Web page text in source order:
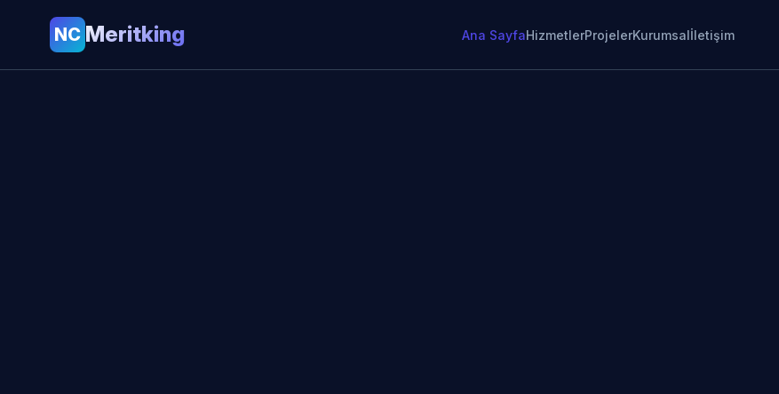
NC Meritking Ana SayfaHizmetlerProjelerKurumsalİletişim